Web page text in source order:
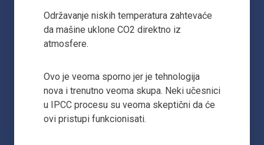
Održavanje niskih temperatura zahtevaće
da mašine uklone CO2 direktno iz
atmosfere.
Ovo je veoma sporno jer je tehnologija
nova i trenutno veoma skupa. Neki učesnici
u IPCC procesu su veoma skeptični da će
ovi pristupi funkcionisati.